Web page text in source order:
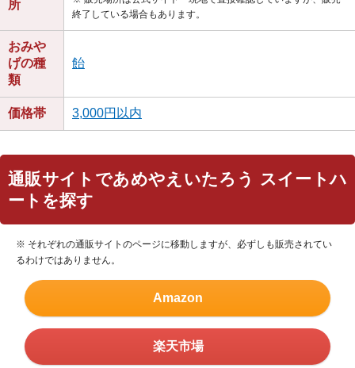
所
終了している場合もあります。
おみや
げの種
類
飴
価格帯 3,000円以内
通販サイトであめやえいたろう スイートハ
ートを探す
※ それぞれの通販サイトのページに移動しますが、必ずしも販売されてい
るわけではありません。
Amazon
楽天市場